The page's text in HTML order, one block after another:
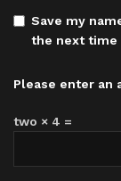
Save my
the next time
Please enter an
two × 4 =